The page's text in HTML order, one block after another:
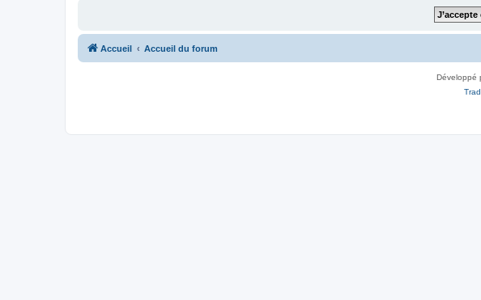
Accueil Accueil du forum
Développé